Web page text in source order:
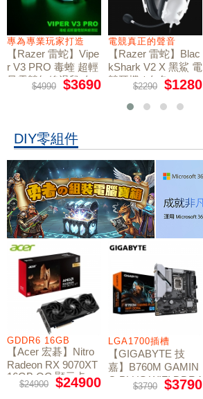
專為專業玩家打造
【Razer 雷蛇】Vipe
r V3 PRO 毒蝰 超輕
量電競無線滑鼠 白
$4990 $3690
電競真正的聲音
【Razer 雷蛇】Blac
kShark V2 X 黑鯊 電
競耳機 / 白色
$2290 $1280
DIY零組件
GDDR6 16GB
【Acer 宏碁】Nitro
Radeon RX 9070XT
16GB OC 顯示卡
$24900 $24900
LGA1700插槽
【GIGABYTE 技
嘉】B760M GAMIN
G PLUS WIFI DDR4
主機板$3790 $3790